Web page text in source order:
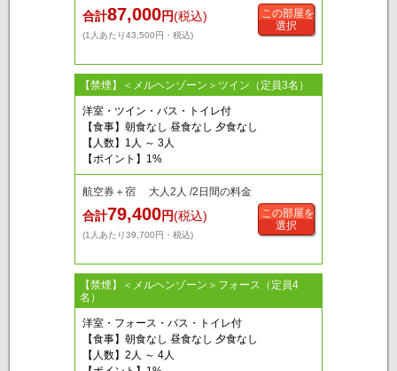
合計87,000円(税込)
(1人あたり43,500円・税込)
この部屋を
選択
【禁煙】＜メルヘンゾーン＞ツイン（定員3名）
洋室・ツイン・バス・トイレ付
【食事】朝食なし 昼食なし 夕食なし
【人数】1人 ～ 3人
【ポイント】1%
航空券＋宿 大人2人 /2日間の料金
合計79,400円(税込)
(1人あたり39,700円・税込)
この部屋を
選択
【禁煙】＜メルヘンゾーン＞フォース（定員4
名）
洋室・フォース・バス・トイレ付
【食事】朝食なし 昼食なし 夕食なし
【人数】2人 ～ 4人